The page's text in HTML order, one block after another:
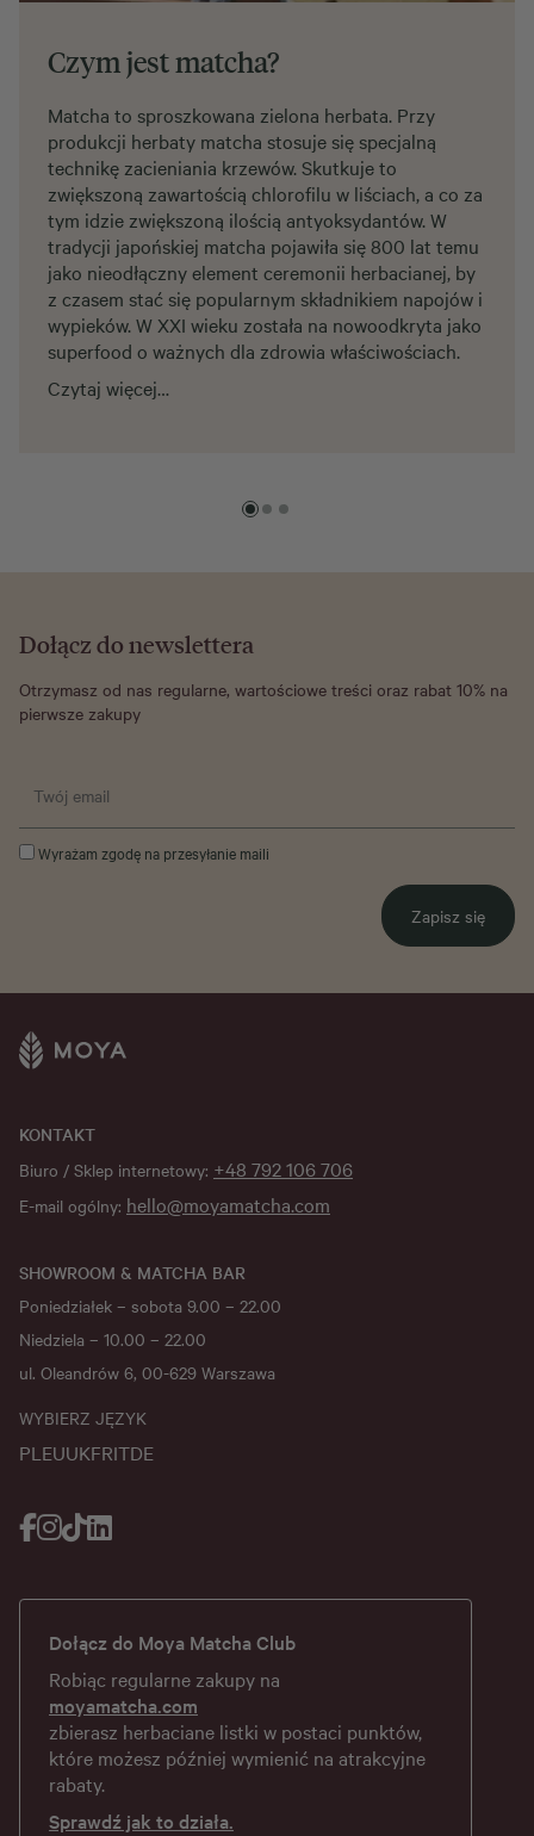
Czym jest matcha?
Matcha to sproszkowana zielona herbata. Przy
produkcji herbaty matcha stosuje się specjalną
technikę zacieniania krzewów. Skutkuje to
zwiększoną zawartością chlorofilu w liściach, a co za
tym idzie zwiększoną ilością antyoksydantów. W
tradycji japońskiej matcha pojawiła się 800 lat temu
jako nieodłączny element ceremonii herbacianej, by
z czasem stać się popularnym składnikiem napojów i
wypieków. W XXI wieku została na nowoodkryta jako
superfood o ważnych dla zdrowia właściwościach.
Czytaj więcej…
Dołącz do newslettera
Otrzymasz od nas regularne, wartościowe treści oraz rabat 10% na
pierwsze zakupy
Wyrażam zgodę na przesyłanie maili
Zapisz się
KONTAKT
Biuro / Sklep internetowy: +48 792 106 706
E-mail ogólny: hello@moyamatcha.com
SHOWROOM & MATCHA BAR
Poniedziałek – sobota 9.00 – 22.00
Niedziela – 10.00 – 22.00
ul. Oleandrów 6, 00-629 Warszawa
WYBIERZ JĘZYK
PL EUUKFRITDE
Dołącz do Moya Matcha Club
Robiąc regularne zakupy na
moyamatcha.com
zbierasz herbaciane listki w postaci punktów,
które możesz później wymienić na atrakcyjne
rabaty.
Sprawdź jak to działa.